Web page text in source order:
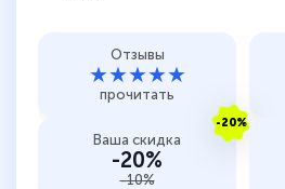
Отзывы
★★★★★
прочитать
-20%
Ваша скидка
-20%
-10%